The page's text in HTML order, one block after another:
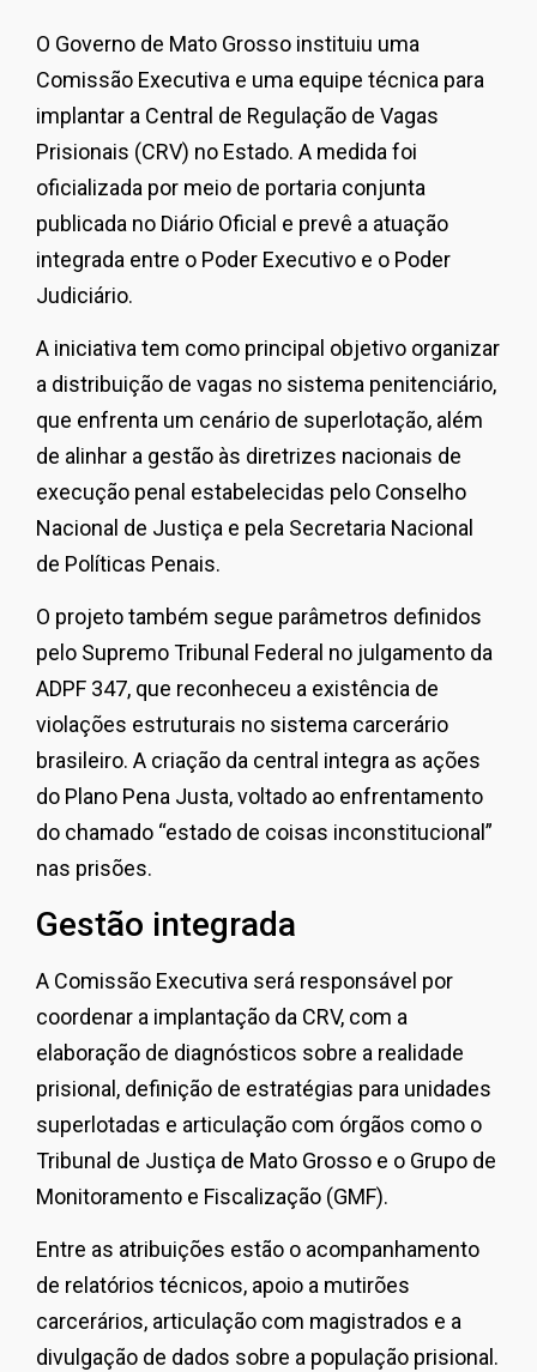
O Governo de Mato Grosso instituiu uma
Comissão Executiva e uma equipe técnica para
implantar a Central de Regulação de Vagas
Prisionais (CRV) no Estado. A medida foi
oficializada por meio de portaria conjunta
publicada no Diário Oficial e prevê a atuação
integrada entre o Poder Executivo e o Poder
Judiciário.
A iniciativa tem como principal objetivo organizar
a distribuição de vagas no sistema penitenciário,
que enfrenta um cenário de superlotação, além
de alinhar a gestão às diretrizes nacionais de
execução penal estabelecidas pelo Conselho
Nacional de Justiça e pela Secretaria Nacional
de Políticas Penais.
O projeto também segue parâmetros definidos
pelo Supremo Tribunal Federal no julgamento da
ADPF 347, que reconheceu a existência de
violações estruturais no sistema carcerário
brasileiro. A criação da central integra as ações
do Plano Pena Justa, voltado ao enfrentamento
do chamado “estado de coisas inconstitucional”
nas prisões.
Gestão integrada
A Comissão Executiva será responsável por
coordenar a implantação da CRV, com a
elaboração de diagnósticos sobre a realidade
prisional, definição de estratégias para unidades
superlotadas e articulação com órgãos como o
Tribunal de Justiça de Mato Grosso e o Grupo de
Monitoramento e Fiscalização (GMF).
Entre as atribuições estão o acompanhamento
de relatórios técnicos, apoio a mutirões
carcerários, articulação com magistrados e a
divulgação de dados sobre a população prisional.